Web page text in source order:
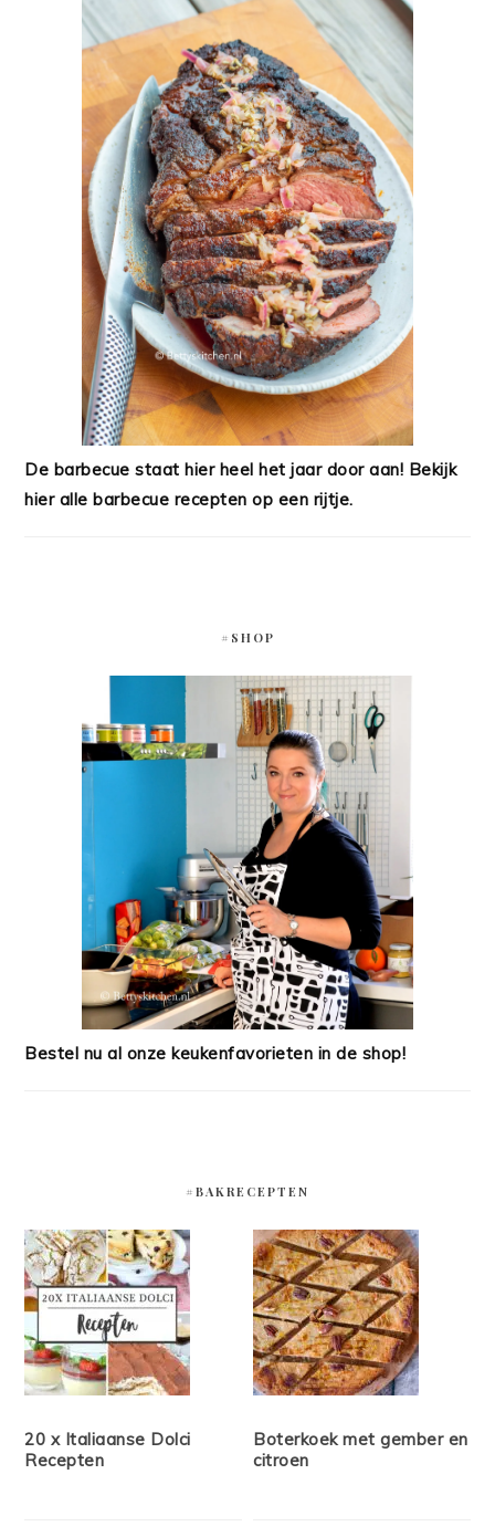
De barbecue staat hier heel het jaar door aan! Bekijk
hier alle barbecue recepten op een rijtje.
#SHOP
Bestel nu al onze keukenfavorieten in de shop!
#BAKRECEPTEN
20 x Italiaanse Dolci
Recepten
Boterkoek met gember en
citroen